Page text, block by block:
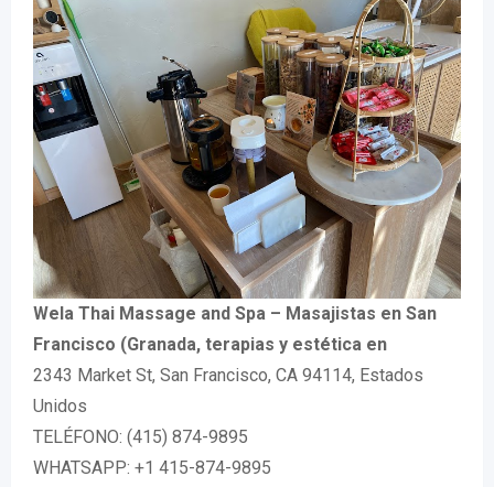
Wela Thai Massage and Spa – Masajistas en San
Francisco (Granada, terapias y estética en
2343 Market St, San Francisco, CA 94114, Estados
Unidos
TELÉFONO: (415) 874-9895
WHATSAPP: +1 415-874-9895